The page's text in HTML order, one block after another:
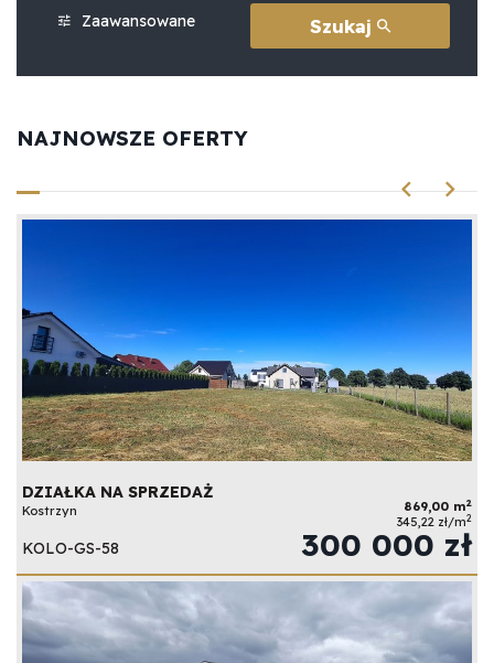
400 000 złZaawansowane Szukaj
NAJNOWSZE OFERTY
DZIAŁKA NA SPRZEDAŻ
Kostrzyn 869,00 m2
345,22 zł/m2
KOLO-GS-58 300 000 zł